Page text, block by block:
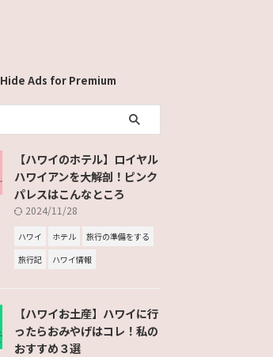
Hide Ads for Premium
【ハワイのホテル】ロイヤル
ハワイアンを大解剖！ピンク
パレスはこんなところ
2024/11/28
ハワイ ホテル
旅行の準備をする
旅行記
ハワイ情報
【ハワイお土産】ハワイに行
ったらおみやげはコレ！私の
おすすめ３選